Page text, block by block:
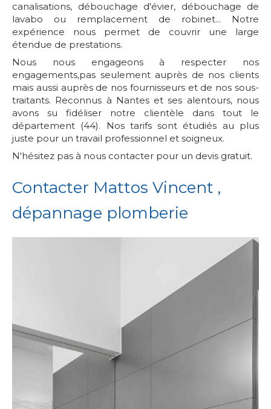
canalisations, débouchage d'évier, débouchage de
lavabo ou remplacement de robinet... Notre
expérience nous permet de couvrir une large
étendue de prestations.
Nous nous engageons à respecter nos
engagements,pas seulement auprès de nos clients
mais aussi auprès de nos fournisseurs et de nos sous-
traitants. Reconnus à Nantes et ses alentours, nous
avons su fidéliser notre clientèle dans tout le
département (44). Nos tarifs sont étudiés au plus
juste pour un travail professionnel et soigneux.
N'hésitez pas à nous contacter pour un devis gratuit.
Contacter Mattos Vincent ,
dépannage plomberie